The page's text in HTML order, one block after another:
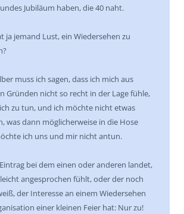
Jubiläum haben, die 40 naht.
ja jemand Lust, ein Wiedersehen zu
muss ich sagen, dass ich mich aus
Gründen nicht so recht in der Lage fühle,
zu tun, und ich möchte nicht etwas
was dann möglicherweise in die Hose
ich uns und mir nicht antun.
bei dem einen oder anderen landet,
angesprochen fühlt, oder der noch
der Interesse an einem Wiedersehen
einer kleinen Feier hat: Nur zu!